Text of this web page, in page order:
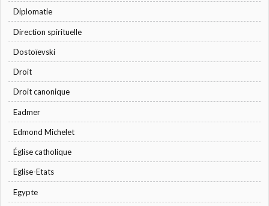
Diplomatie
Direction spirituelle
Dostoïevski
Droit
Droit canonique
Eadmer
Edmond Michelet
Église catholique
Eglise-Etats
Egypte